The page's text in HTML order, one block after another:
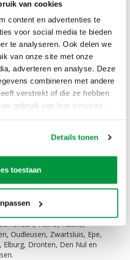
van cookies
content en advertenties te
voor social media te bieden
te analyseren. Ook delen we
van onze site met onze
adverteren en analyse. Deze
combineren met andere
verstrekt of die ze hebben
gebruik van hun services.
Details tonen
toestaan
x 50 cm) huldeschilden van
decoratie aan deuren en
voelt de jarige zich
product zelf op te halen. Het
Hasselt, Dalfsen, Kampen,
Dronten, Giethoorn,
Olst, Genemuiden,
Heino, Raalte,
Oudleusen, Zwartsluis, Epe,
Elburg, Dronten, Den Nul en